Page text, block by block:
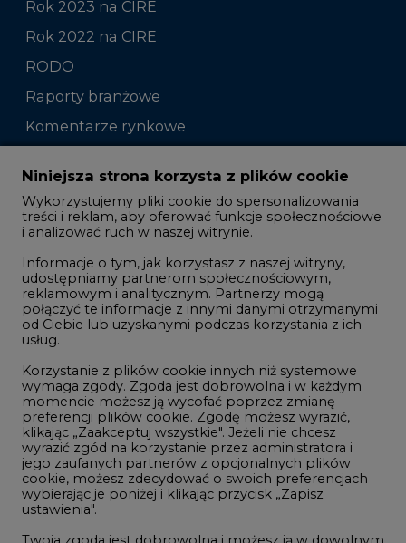
Rok 2023 na CIRE
Rok 2022 na CIRE
RODO
Raporty branżowe
Komentarze rynkowe
Zmiany kadrowe na rynku
Studio CIRE
Rozmowy o energetyce
Gospodarka
Geopolityka
LTE450
Innowacje i AI
Telekomunikacja i IT
Handel emisjami CO2
Wodór
Górnictwo
Niniejsza strona korzysta z plików cookie
Wykorzystujemy pliki cookie do spersonalizowania
treści i reklam, aby oferować funkcje społecznościowe
i analizować ruch w naszej witrynie.
Informacje o tym, jak korzystasz z naszej witryny,
udostępniamy partnerom społecznościowym,
reklamowym i analitycznym. Partnerzy mogą
połączyć te informacje z innymi danymi otrzymanymi
od Ciebie lub uzyskanymi podczas korzystania z ich
usług.
Korzystanie z plików cookie innych niż systemowe
wymaga zgody. Zgoda jest dobrowolna i w każdym
momencie możesz ją wycofać poprzez zmianę
preferencji plików cookie. Zgodę możesz wyrazić,
klikając „Zaakceptuj wszystkie". Jeżeli nie chcesz
wyrazić zgód na korzystanie przez administratora i
jego zaufanych partnerów z opcjonalnych plików
cookie, możesz zdecydować o swoich preferencjach
wybierając je poniżej i klikając przycisk „Zapisz
ustawienia".
Twoja zgoda jest dobrowolna i możesz ją w dowolnym